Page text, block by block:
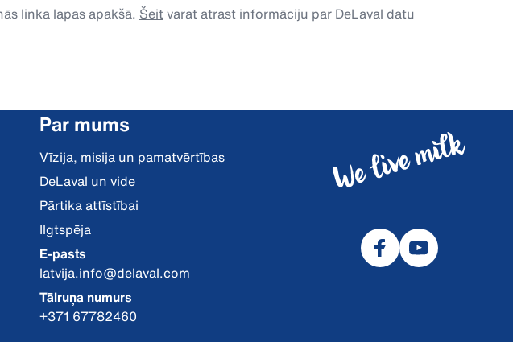
linka lapas apakšā. Šeitvarat atrast informāciju par DeLaval datu
Par mums
Vīzija, misija un pamatvērtības
DeLaval un vide
Pārtika attīstībai
Ilgtspēja
E-pasts
latvija.info@delaval.com
Tālruņa numurs
+371 67782460